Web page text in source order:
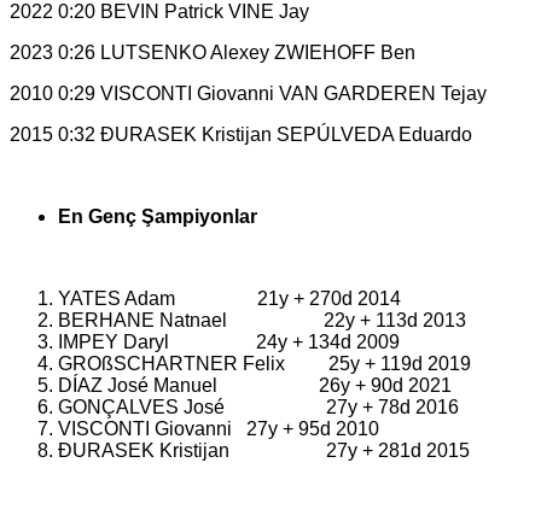
2022 0:20 BEVIN Patrick VINE Jay
2023 0:26 LUTSENKO Alexey ZWIEHOFF Ben
2010 0:29 VISCONTI Giovanni VAN GARDEREN Tejay
2015 0:32 ĐURASEK Kristijan SEPÚLVEDA Eduardo
En Genç Şampiyonlar
YATES Adam 21y + 270d 2014
BERHANE Natnael 22y + 113d 2013
IMPEY Daryl 24y + 134d 2009
GROßSCHARTNER Felix 25y + 119d 2019
DÍAZ José Manuel 26y + 90d 2021
GONÇALVES José 27y + 78d 2016
VISCONTI Giovanni 27y + 95d 2010
ĐURASEK Kristijan 27y + 281d 2015